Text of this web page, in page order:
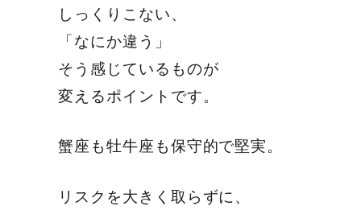
しっくりこない、
「なにか違う」
そう感じているものが
変えるポイントです。
蟹座も牡牛座も保守的で堅実。
リスクを大きく取らずに、